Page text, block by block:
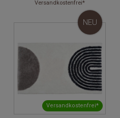
Versandkostenfrei*
Versandkostenfrei*
NEU